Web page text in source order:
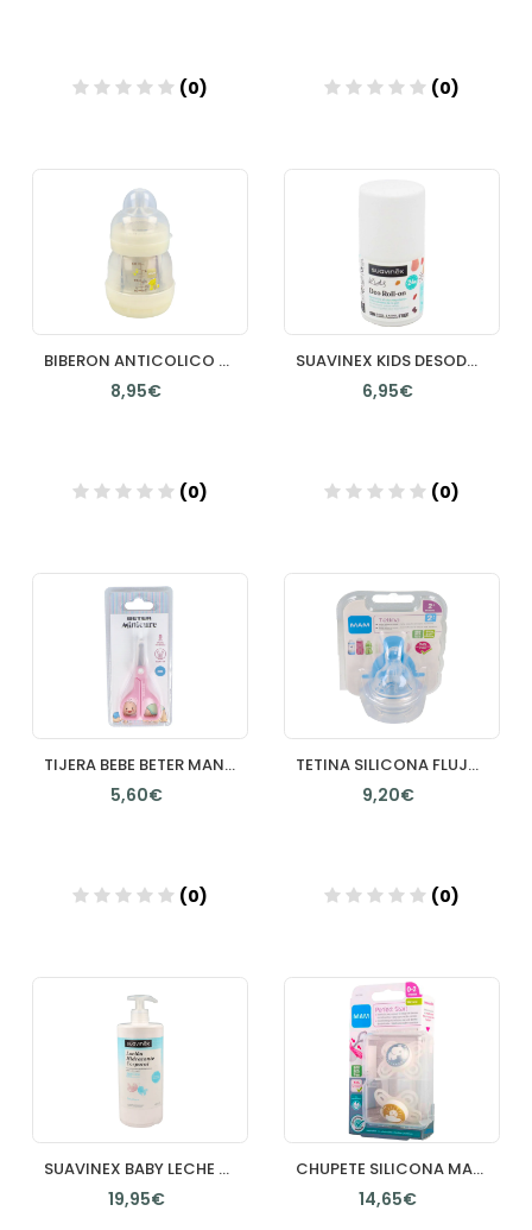
(0) (0)
BIBERON ANTICOLICO + CHUPETE MAM ANTICOLIC EASY START + CHUPETE START 1 UNIDAD 130 ML + 0+ MESES
8,95€
(0)
Añadir
SUAVINEX KIDS DESODORANTE ROLL ON 50 ML
6,95€
(0)
Añadir
TIJERA BEBE BETER MANGO PLASTICO 92 CM 1 UNIDAD
5,60€
(0)
Añadir
TETINA SILICONA FLUJO MEDIO MAM TEAT 2 + 2 MESES
9,20€
(0)
Añadir
SUAVINEX BABY LECHE HIDRATANTE CORPORAL 1 ENVASE 750 ML
19,95€
CHUPETE SILICONA MAM PERFECT 2 6 MESES MATT N PACK DOBLE
14,65€